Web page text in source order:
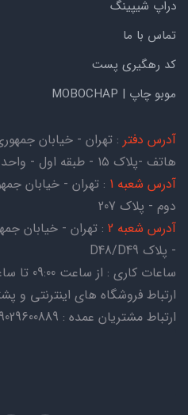
دراپ شیپینگ
تماس با ما
کد رهگیری پست
موبو چاپ | MOBOCHAP
آدرس دفتر : تهران - خیابان
هاتف -پلاک ۱۵ - طبقه اول - واحد ۱
آدرس شعبه 1
: تهران - خیابان
دوم - پلاک 207
آدرس شعبه 2
: تهران - خیابان
- پلاک D48/D49
ساعات کاری : از ساعت 09:00 تا ساعت 18:00
ارتباط فروشگاه های اینترنتی و پشتیبانی
ارتباط مشتریان عمده : 09029600889